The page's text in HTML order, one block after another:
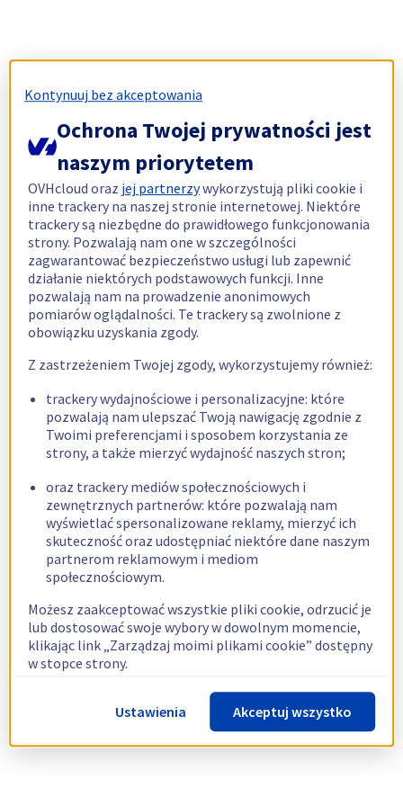
Kontynuuj bez akceptowania
Ochrona Twojej prywatności jest
naszym priorytetem
OVHcloud oraz jej partnerzywykorzystują pliki cookie i
inne trackery na naszej stronie internetowej. Niektóre
trackery są niezbędne do prawidłowego funkcjonowania
strony. Pozwalają nam one w szczególności
zagwarantować bezpieczeństwo usługi lub zapewnić
działanie niektórych podstawowych funkcji. Inne
pozwalają nam na prowadzenie anonimowych
pomiarów oglądalności. Te trackery są zwolnione z
obowiązku uzyskania zgody.
Z zastrzeżeniem Twojej zgody, wykorzystujemy również:
trackery wydajnościowe i personalizacyjne: które
pozwalają nam ulepszać Twoją nawigację zgodnie z
Twoimi preferencjami i sposobem korzystania ze
strony, a także mierzyć wydajność naszych stron;
oraz trackery mediów społecznościowych i
zewnętrznych partnerów: które pozwalają nam
wyświetlać spersonalizowane reklamy, mierzyć ich
skuteczność oraz udostępniać niektóre dane naszym
partnerom reklamowym i mediom
społecznościowym.
Możesz zaakceptować wszystkie pliki cookie, odrzucić je
lub dostosować swoje wybory w dowolnym momencie,
klikając link „Zarządzaj moimi plikami cookie” dostępny
w stopce strony.
Więcej informacji znajdziesz w naszejpolityce
dotyczącej wykorzystywania plików cookie.
Ustawienia Akceptuj wszystko